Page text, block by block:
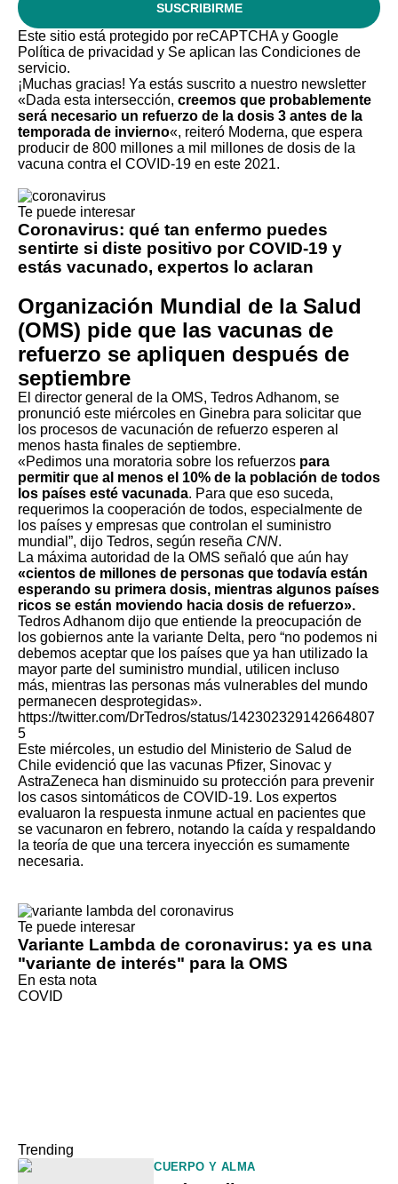
SUSCRIBIRME
Este sitio está protegido por reCAPTCHA y Google
Política de privacidad y Se aplican las Condiciones de
servicio.
¡Muchas gracias! Ya estás suscrito a nuestro newsletter
«Dada esta intersección, creemos que probablemente
será necesario un refuerzo de la dosis 3 antes de la
temporada de invierno«, reiteró Moderna, que espera
producir de 800 millones a mil millones de dosis de la
vacuna contra el COVID-19 en este 2021.
Te puede interesar
Coronavirus: qué tan enfermo puedes
sentirte si diste positivo por COVID-19 y
estás vacunado, expertos lo aclaran
Organización Mundial de la Salud
(OMS) pide que las vacunas de
refuerzo se apliquen después de
septiembre
El director general de la OMS, Tedros Adhanom, se
pronunció este miércoles en Ginebra para solicitar que
los procesos de vacunación de refuerzo esperen al
menos hasta finales de septiembre.
«Pedimos una moratoria sobre los refuerzos para
permitir que al menos el 10% de la población de todos
los países esté vacunada. Para que eso suceda,
requerimos la cooperación de todos, especialmente de
los países y empresas que controlan el suministro
mundial”, dijo Tedros, según reseña CNN.
La máxima autoridad de la OMS señaló que aún hay
«cientos de millones de personas que todavía están
esperando su primera dosis, mientras algunos países
ricos se están moviendo hacia dosis de refuerzo».
Tedros Adhanom dijo que entiende la preocupación de
los gobiernos ante la variante Delta, pero “no podemos ni
debemos aceptar que los países que ya han utilizado la
mayor parte del suministro mundial, utilicen incluso
más, mientras las personas más vulnerables del mundo
permanecen desprotegidas».
https://twitter.com/DrTedros/status/142302329142664807
5
Este miércoles, un estudio del Ministerio de Salud de
Chile evidenció que las vacunas Pfizer, Sinovac y
AstraZeneca han disminuido su protección para prevenir
los casos sintomáticos de COVID-19. Los expertos
evaluaron la respuesta inmune actual en pacientes que
se vacunaron en febrero, notando la caída y respaldando
la teoría de que una tercera inyección es sumamente
necesaria.
Te puede interesar
Variante Lambda de coronavirus: ya es una
"variante de interés" para la OMS
En esta nota
COVID
Trending
CUERPO Y ALMA